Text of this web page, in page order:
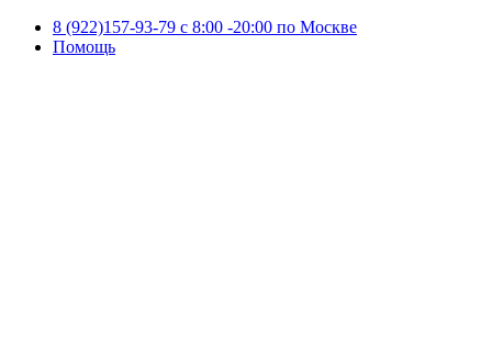
8 (922)157-93-79 c 8:00 -20:00 по Москве
Помощь